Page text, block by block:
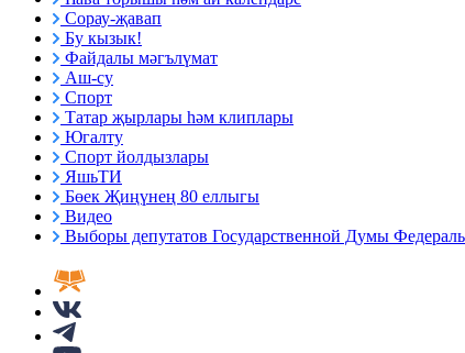
Сорау-җавап
Бу кызык!
Файдалы мәгълүмат
Аш-су
Спорт
Татар җырлары һәм клиплары
Югалту
Спорт йолдызлары
ЯшьТИ
Бөек Җиңүнең 80 еллыгы
Видео
Выборы депутатов Государственной Думы